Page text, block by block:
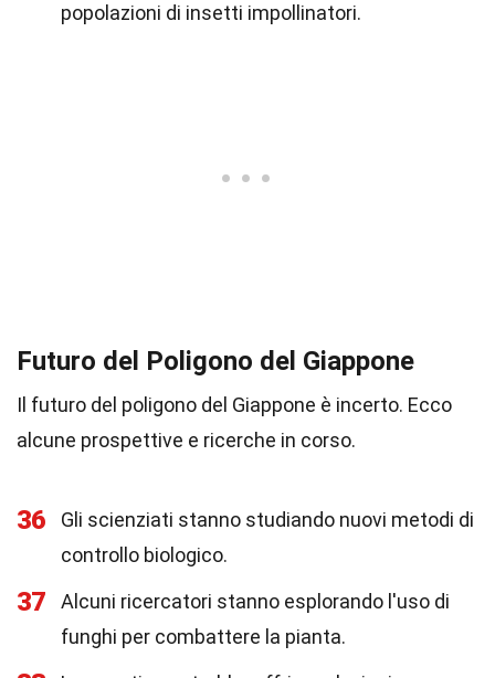
popolazioni di insetti impollinatori.
Futuro del Poligono del Giappone
Il futuro del poligono del Giappone è incerto. Ecco
alcune prospettive e ricerche in corso.
36
Gli scienziati stanno studiando nuovi metodi di
controllo biologico.
37
Alcuni ricercatori stanno esplorando l'uso di
funghi per combattere la pianta.